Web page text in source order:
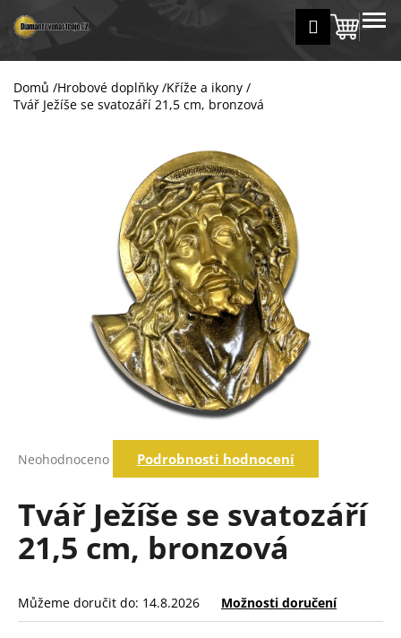
na
obsah
Přihlášení
košík
MENU
Domů /Hrobové doplňky /Kříže a ikony /
Tvář Ježíše se svatozáří 21,5 cm, bronzová
hodnocení
5
hvězdiček.
Neohodnoceno Podrobnosti hodnocení
Tvář Ježíše se svatozáří
21,5 cm, bronzová
Můžeme doručit do: 14.8.2026 Možnosti doručení
š
Zpět
Zpět
C
j
í
?